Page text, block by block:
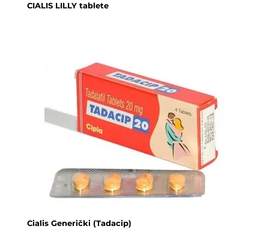
CIALIS LILLY tablete
Cialis Generički (Tadacip)